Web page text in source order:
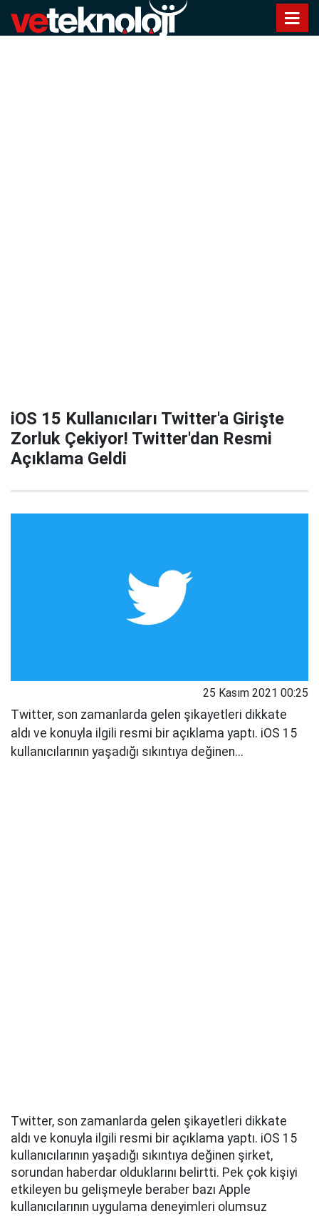
iOS 15 Kullanıcıları Twitter'a Girişte
Zorluk Çekiyor! Twitter'dan Resmi
Açıklama Geldi
25 Kasım 2021 00:25
Twitter, son zamanlarda gelen şikayetleri dikkate
aldı ve konuyla ilgili resmi bir açıklama yaptı. iOS 15
kullanıcılarının yaşadığı sıkıntıya değinen...
Twitter, son zamanlarda gelen şikayetleri dikkate
aldı ve konuyla ilgili resmi bir açıklama yaptı. iOS 15
kullanıcılarının yaşadığı sıkıntıya değinen şirket,
sorundan haberdar olduklarını belirtti. Pek çok kişiyi
etkileyen bu gelişmeyle beraber bazı Apple
kullanıcılarının uygulama deneyimleri olumsuz